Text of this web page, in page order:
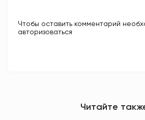
Чтобы оставить комментарий
авторизоваться
Читайте